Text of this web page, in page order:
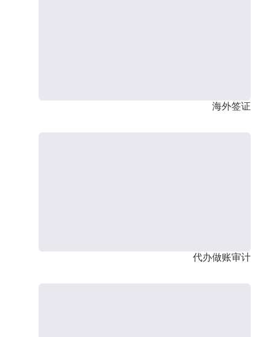
海外签证
代办做账审计